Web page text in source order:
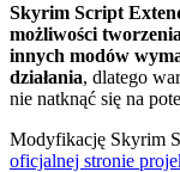
Skyrim Script
możliwości
innych modów
działania, dlatego
nie natknąć się na
Modyfikację Skyrim
oficjalnej stronie